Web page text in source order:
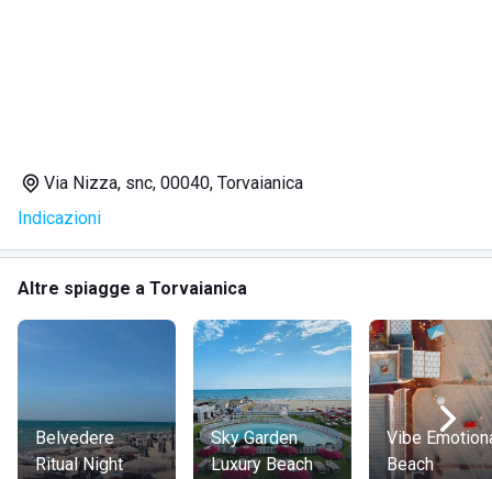
Via Nizza, snc, 00040, Torvaianica
Indicazioni
Altre spiagge a Torvaianica
Belvedere
Ritual Night
Sky Garden
Luxury Beach
Vibe
Beach